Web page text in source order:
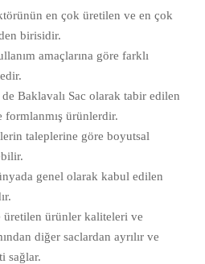
en çok üretilen ve en çok
birisidir.
amaçlarına göre farklı
Baklavalı Sac olarak tabir edilen
formlanmış ürünlerdir.
taleplerine göre boyutsal
genel olarak kabul edilen
üretilen ürünler kaliteleri ve
diğer saclardan ayrılır ve
sağlar.